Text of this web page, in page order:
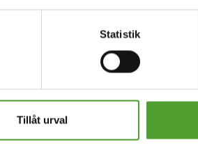
Statistik
Tillåt urval